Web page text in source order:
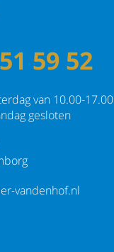
59 52
van 10.00-17.00
gesloten
vandenhof.nl